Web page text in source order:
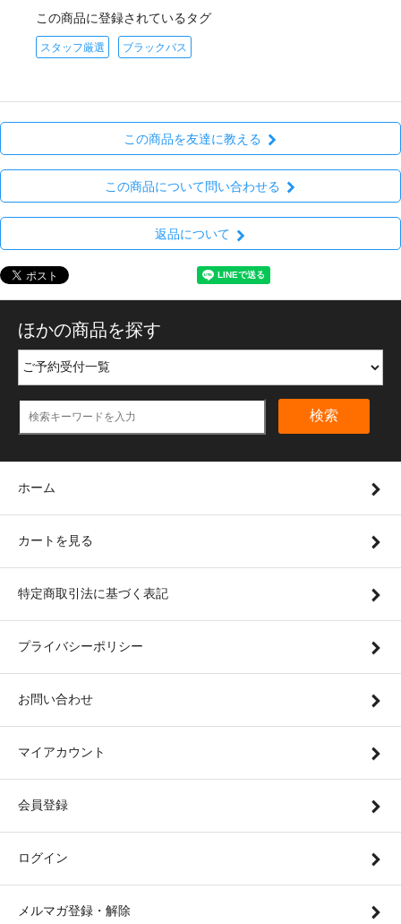
この商品に登録されているタグ
スタッフ厳選 ブラックバス
この商品を友達に教える
この商品について問い合わせる
返品について
ほかの商品を探す
検索
ホーム
カートを見る
特定商取引法に基づく表記
プライバシーポリシー
お問い合わせ
マイアカウント
会員登録
ログイン
メルマガ登録・解除